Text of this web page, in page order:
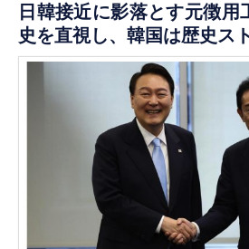
日韓接近に影落とす元徴
史を直視し、韓国は歴史ス